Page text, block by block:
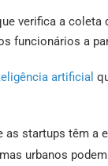
verifica a coleta
funcionários a
artificial
as startups têm a
urbanos